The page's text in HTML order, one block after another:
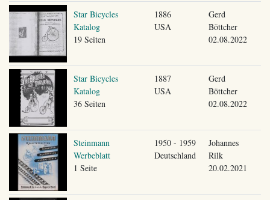
Star Bicycles
Katalog
19 Seiten
1886
USA
Gerd
Böttcher
02.08.2022
Star Bicycles
Katalog
36 Seiten
1887
USA
Gerd
Böttcher
02.08.2022
Steinmann
Werbeblatt
1 Seite
1950 - 1959
Deutschland
Johannes
Rilk
20.02.2021